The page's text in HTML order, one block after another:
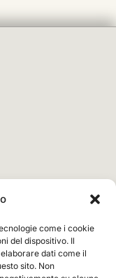
come i cookie
del dispositivo. Il
dati come il
sito. Non